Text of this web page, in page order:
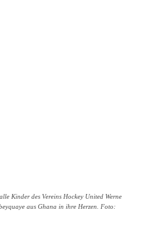
Kinder des Vereins Hockey United Werne
aus Ghana in ihre Herzen. Foto: